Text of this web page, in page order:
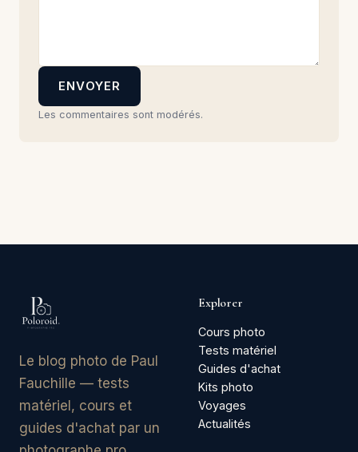
ENVOYER
Les commentaires sont modérés.
Le blog photo de Paul
Fauchille — tests
matériel, cours et
guides d'achat par un
Explorer
Cours photo
Tests matériel
Guides d'achat
Kits photo
Voyages
Actualités